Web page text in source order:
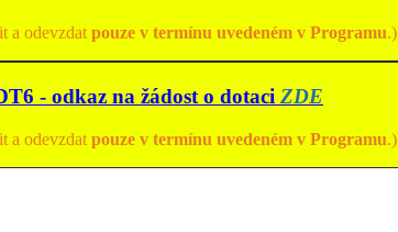
a odevzdat pouze v termínu uvedeném v Programu.)
- odkaz na žádost o dotaci ZDE
a odevzdat pouze v termínu uvedeném v Programu.)